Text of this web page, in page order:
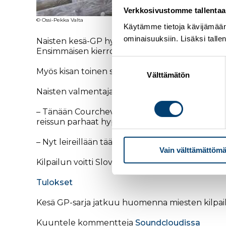
Verkkosivustomme
Käytämme tietoja
ominaisuuksiin. Lisäksi
valinta
Välttämätön
Vain
© Ossi-Pekka Valta
Naisten kesä-GP hypättiin perjantai-illalla
Ensimmäisen kierroksen jälkeen 111
Myös kisan toinen suomalainenJulia Kykkänen
Naisten valmentaja oli
– Tänään Courchevelissa hyvä kilpailu,
reissun parhaat hypyt kilpailuun, ei hänelle
– Nyt leireillään täällä tiistaihin asti ja sitten
Kilpailun voitti SlovenianUrsa Bogataj, toinen
Tulokset
Kesä GP-sarja jatkuu huomenna miesten
Kuuntele kommentteja Soundcloudissa